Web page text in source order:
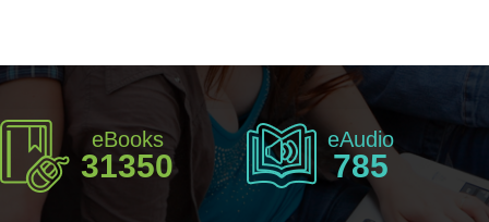
eBooks
31350
eAudio
785